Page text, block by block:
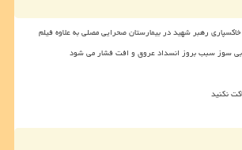
سوز سبب بروز انسداد عروق و افت فشار می شود
نکنید